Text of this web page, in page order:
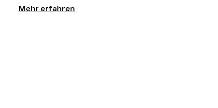
Mehr erfahren